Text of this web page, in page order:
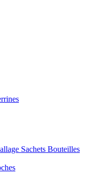
Sachets Bouteilles